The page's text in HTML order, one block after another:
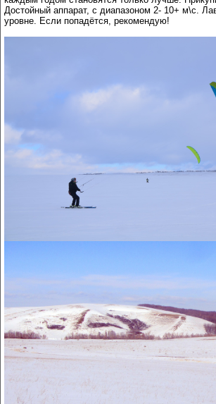
Достойный аппарат, с диапазоном 2- 10+ м\с.
уровне. Если попадётся, рекомендую!